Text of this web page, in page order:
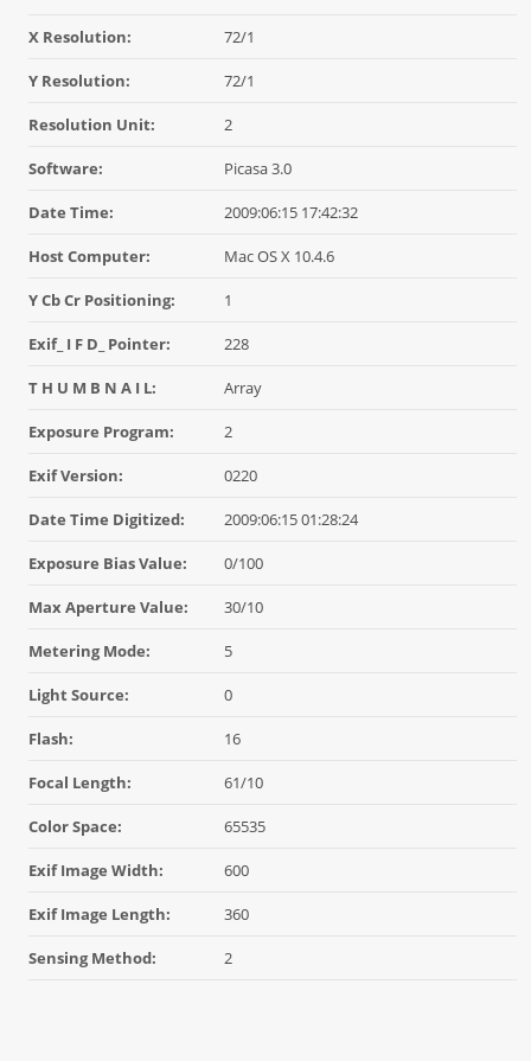
X Resolution: 72/1
Y Resolution: 72/1
Resolution Unit: 2
Software: Picasa 3.0
Date Time: 2009:06:15 17:42:32
Host Computer: Mac OS X 10.4.6
Y Cb Cr Positioning: 1
Exif_ I F D_ Pointer: 228
T H U M B N A I L: Array
Exposure Program: 2
Exif Version: 0220
Date Time Digitized: 2009:06:15 01:28:24
Exposure Bias Value: 0/100
Max Aperture Value: 30/10
Metering Mode: 5
Light Source: 0
Flash: 16
Focal Length: 61/10
Color Space: 65535
Exif Image Width: 600
Exif Image Length: 360
Sensing Method: 2